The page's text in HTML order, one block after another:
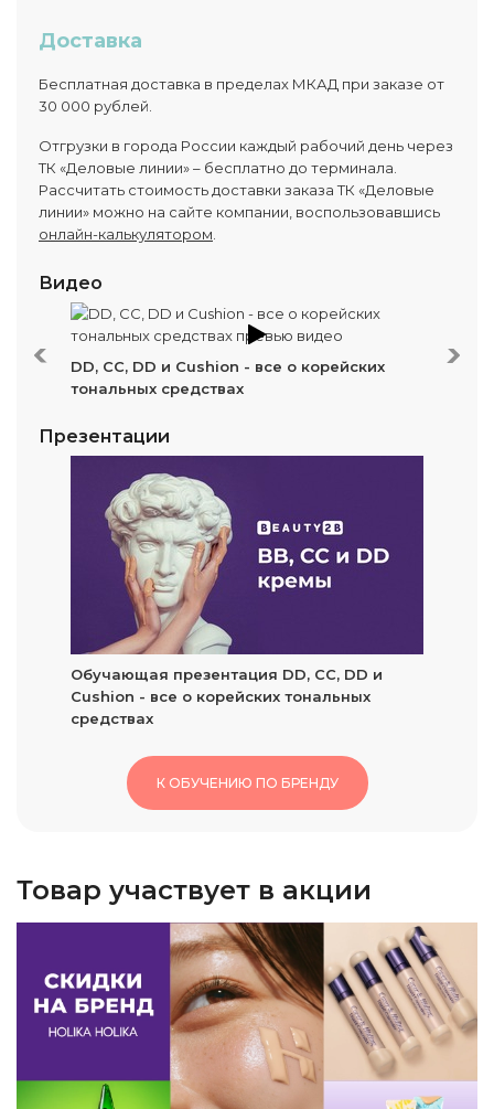
Доставка
Бесплатная доставка в пределах МКАД при заказе от
30 000 рублей.
Отгрузки в города России каждый рабочий день через
ТК «Деловые линии» – бесплатно до терминала.
Рассчитать стоимость доставки заказа ТК «Деловые
линии» можно на сайте компании, воспользовавшись
онлайн-калькулятором
Видео
DD, CC, DD и Cushion - все о корейских
тональных средствах
Next
Презентации
Обучающая презентация DD, CC, DD и
Cushion - все о корейских тональных
средствах
К ОБУЧЕНИЮ ПО БРЕНДУ
Товар участвует в акции